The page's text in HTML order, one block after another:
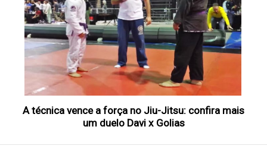
A técnica vence a força no Jiu-Jitsu: confira mais
um duelo Davi x Golias